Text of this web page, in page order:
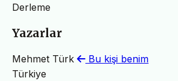
Derleme
Yazarlar
Mehmet Türk
Bu kişi benim
Türkiye